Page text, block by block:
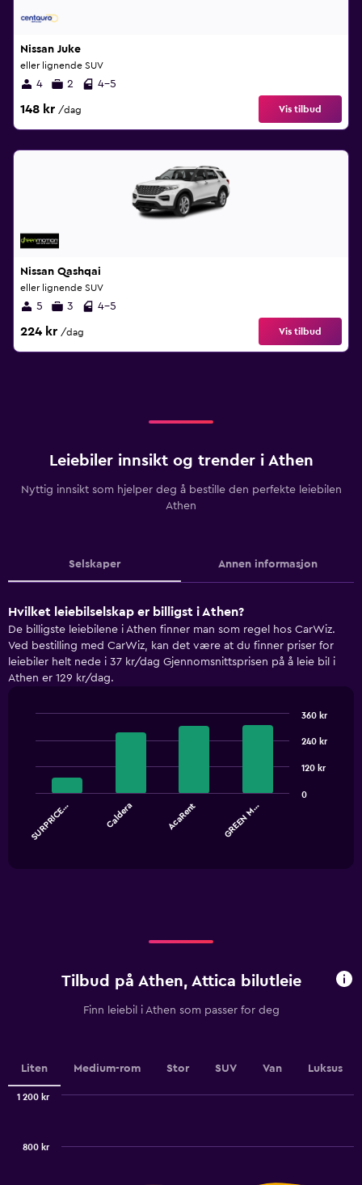
Nissan Juke
eller lignende SUV
4 2 4-5
148 kr /dag Vis tilbud
Nissan Qashqai
eller lignende SUV
5 3 4-5
224 kr /dag Vis tilbud
Leiebiler innsikt og trender i Athen
Nyttig innsikt som hjelper deg å bestille den perfekte leiebilen
Athen
Selskaper Annen informasjon
Hvilket leiebilselskap er billigst i Athen?
De billigste leiebilene i Athen finner man som regel hos CarWiz.
Ved bestilling med CarWiz, kan det være at du finner priser for
leiebiler helt nede i 37 kr/dag Gjennomsnittsprisen på å leie bil i
Athen er 129 kr/dag.
chart
chart
has
displaying
values.
360.
graphic.
SURPRICE… Caldera AcaRent GREEN M…
0
120 kr
240 kr
360 kr
End
of
Tilbud på Athen, Attica bilutleie
Finn leiebil i Athen som passer for deg
Liten Medium-rom Stor SUV Van Luksus
800 kr
1 200 kr